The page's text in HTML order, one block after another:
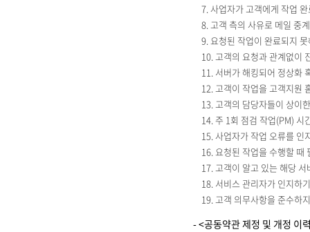
7. 사업자가 고객에게 작업
8. 고객 측의 사유로 메일 중
9. 요청된 작업이 완료되지
10. 고객의 요청과 관계없이
11. 서버가 해킹되어 정상화
12. 고객이 작업을 고객지원
13. 고객의 담당자들이 상이
14. 주 1회 점검 작업(PM) 시
15. 사업자가 작업 오류를 인
16. 요청된 작업을 수행할
17. 고객이 알고 있는 해당
18. 서비스 관리자가 인지하
19. 고객 의무사항을 준수하
- <공동약관 제정 및 개정 이